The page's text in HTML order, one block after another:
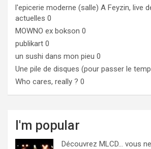
l'epicerie moderne (salle) A Feyzin, live
actuelles 0
MOWNO ex bokson 0
publikart 0
un sushi dans mon pieu 0
Une pile de disques (pour passer le
Who cares, really ? 0
I'm popular
Découvrez MLCD… vous